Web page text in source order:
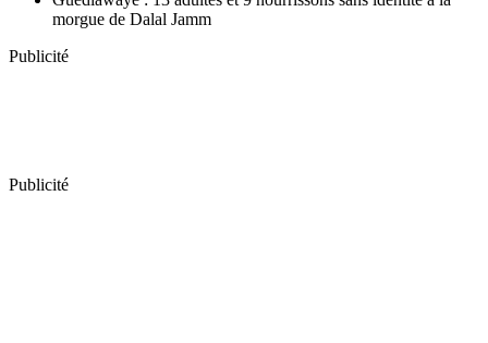
morgue de Dalal Jamm
Publicité
Publicité